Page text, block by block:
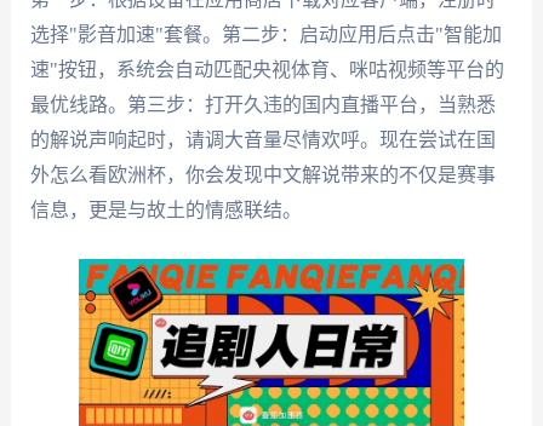
选择"影音加速"套餐。第二步：启动应用后点击"智能加
速"按钮，系统会自动匹配央视体育、咪咕视频等平台的
最优线路。第三步：打开久违的国内直播平台，当熟悉
的解说声响起时，请调大音量尽情欢呼。现在尝试在国
外怎么看欧洲杯，你会发现中文解说带来的不仅是赛事
信息，更是与故土的情感联结。